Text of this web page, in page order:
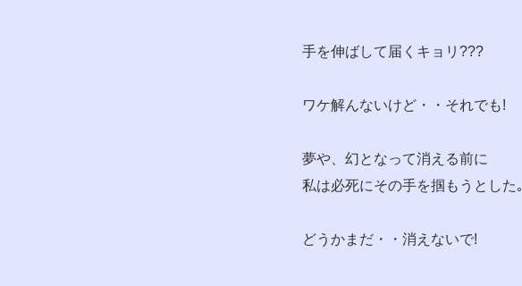
手を伸ばして届くキョリ???
ワケ解んないけど・・それでも!
夢や、幻となって消える前に
私は必死にその手を掴もうとした｡
どうかまだ・・消えないで!